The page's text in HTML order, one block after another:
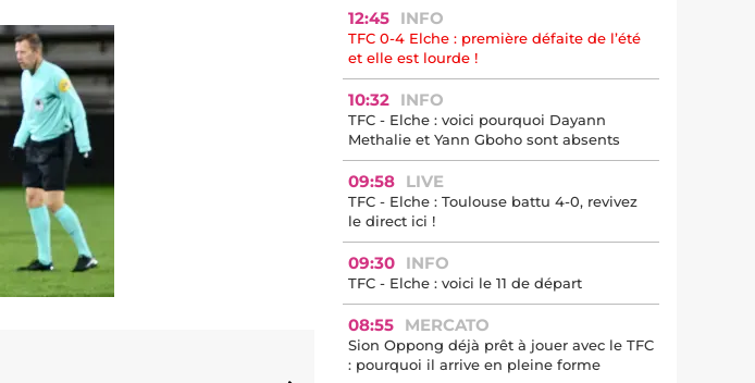
12:45 INFO
TFC 0-4 Elche : première défaite de l’été
et elle est lourde !
10:32 INFO
TFC - Elche : voici pourquoi Dayann
Methalie et Yann Gboho sont absents
09:58 LIVE
TFC - Elche : Toulouse battu 4-0, revivez
le direct ici !
09:30 INFO
TFC - Elche : voici le 11 de départ
08:55 MERCATO
Sion Oppong déjà prêt à jouer avec le TFC
: pourquoi il arrive en pleine forme